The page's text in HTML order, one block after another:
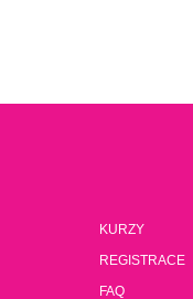
KURZY
REGISTRACE
FAQ